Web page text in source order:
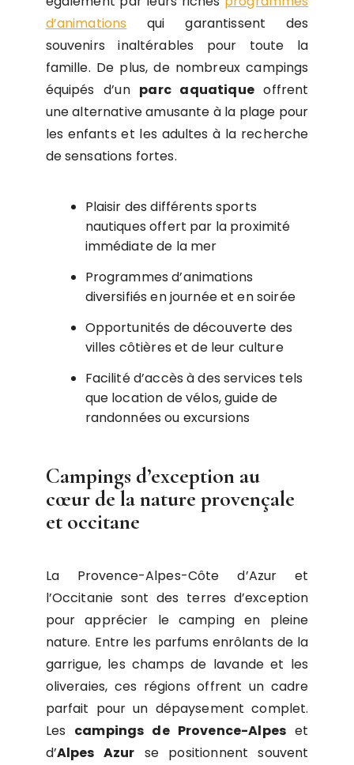
d’animations qui garantissent des
souvenirs inaltérables pour toute la
famille. De plus, de nombreux campings
équipés d’un parc aquatiqueoffrent
une alternative amusante à la plage pour
les enfants et les adultes à la recherche
de sensations fortes.
Plaisir des différents sports
nautiques offert par la proximité
immédiate de la mer
Programmes d’animations
diversifiés en journée et en soirée
Opportunités de découverte des
villes côtières et de leur culture
Facilité d’accès à des services tels
que location de vélos, guide de
randonnées ou excursions
Campings d’exception au
cœur de la nature provençale
et occitane
La Provence-Alpes-Côte d’Azur et
l’Occitanie sont des terres d’exception
pour apprécier le camping en pleine
nature. Entre les parfums enrôlants de la
garrigue, les champs de lavande et les
oliveraies, ces régions offrent un cadre
parfait pour un dépaysement complet.
Les campings de Provence-Alpes et
d’Alpes Azur se positionnent souvent